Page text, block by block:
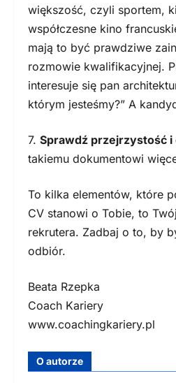
większość, czyli sportem,
współczesne kino
mają to być prawdziwe
rozmowie kwalifikacyjnej.
interesuje się pan
którym jesteśmy?” A
7. Sprawdź przejrzystość
takiemu dokumentowi
To kilka elementów, które
CV stanowi o Tobie, to
rekrutera. Zadbaj o to, by
odbiór.
Beata Rzepka
Coach Kariery
www.coachingkariery.pl
O autorze